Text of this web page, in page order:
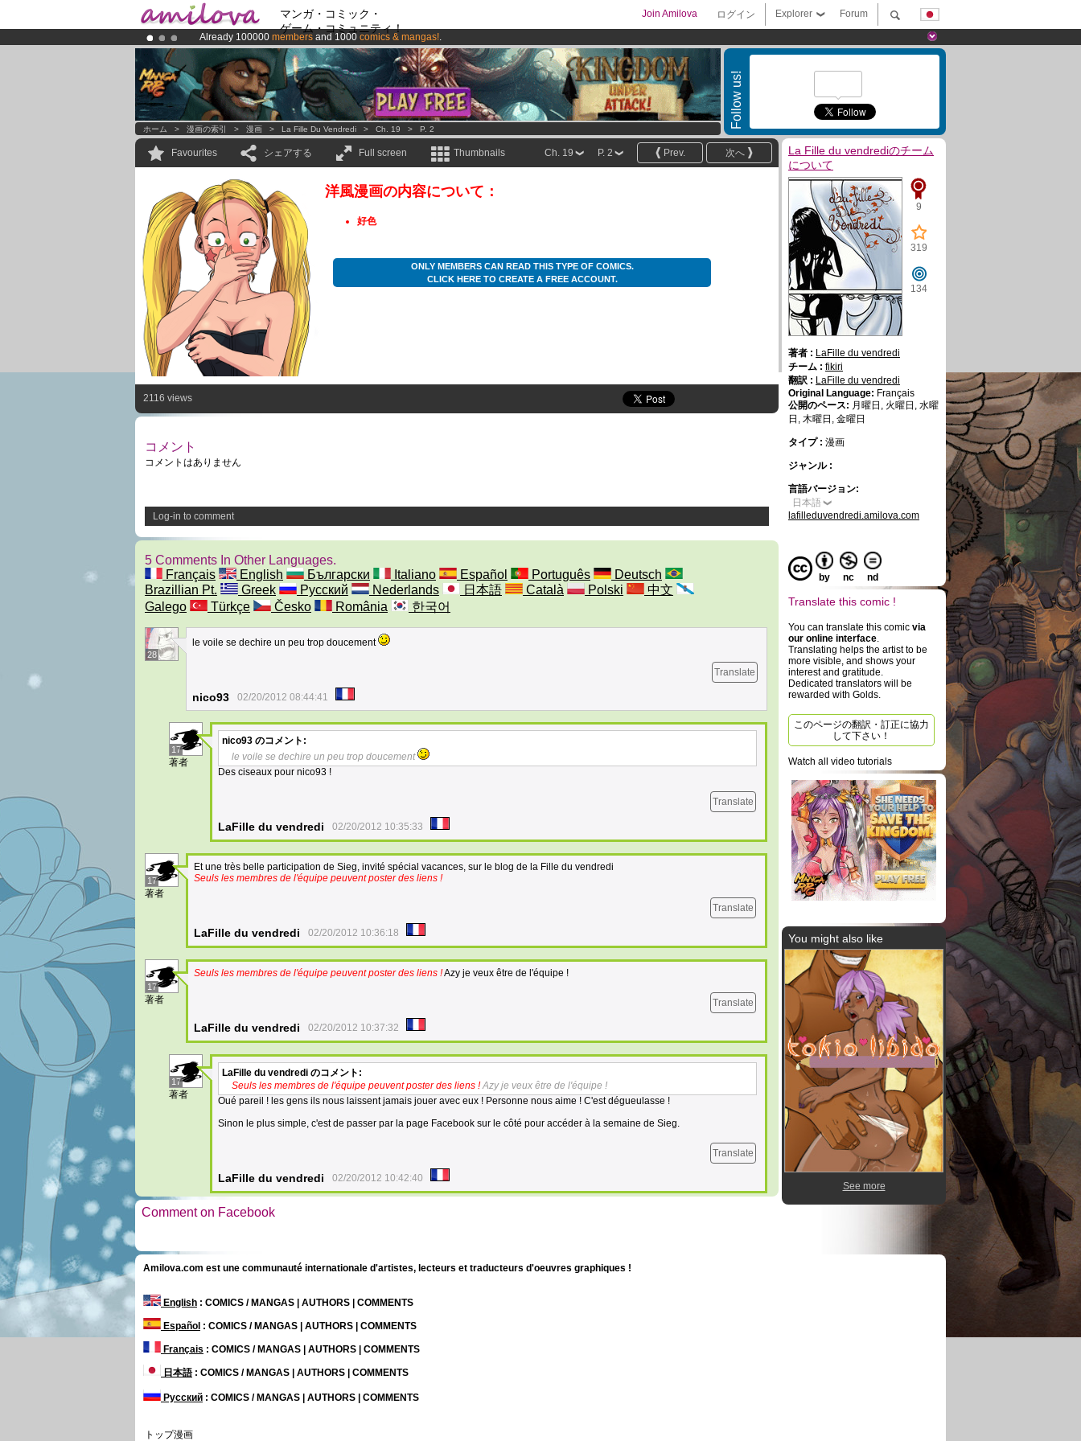
マンガ・コミック・
ゲーム・コミュニティ！
Forum
Explorer
ログイン
Join Amilova
Already 100000 members and 1000 comics & mangas!.
AmilovaKickstarter is now LIVE!.
Premium membership from3.95 euros per month !Get membership now
Follow us!
ホーム > 漫画の索引 > 漫画 > La Fille Du Vendredi > Ch. 19 > P. 2
Favourites シェアする Full screen Thumbnails 次へ
Prev.
P. 2
Ch. 19
洋風漫画の内容について：
好色
ONLY MEMBERS CAN READ THIS TYPE OF COMICS.
CLICK HERE TO CREATE A FREE ACCOUNT.
2116 views
コメント
コメントはありません
Log-in to comment
5 Comments In Other Languages.
Français
English Български Italiano Español Português
Deutsch
Brazillian Pt.
Greek Русский Nederlands 日本語 Català Polski
中文
Galego
Türkçe Česko România 한국어
28
le voile se dechire un peu trop doucement
Translate
nico93 02/20/2012 08:44:41
17
著者
nico93 のコメント:
le voile se dechire un peu trop doucement
Des ciseaux pour nico93 !
Translate
LaFille du vendredi 02/20/2012 10:35:33
17
著者
Et une très belle participation de Sieg, invité spécial vacances, sur le blog de la Fille du vendredi
Seuls les membres de l'équipe peuvent poster des liens !
Translate
LaFille du vendredi 02/20/2012 10:36:18
17
著者
Seuls les membres de l'équipe peuvent poster des liens !Azy je veux être de l'équipe !
Translate
LaFille du vendredi 02/20/2012 10:37:32
17
著者
LaFille du vendredi のコメント:
Seuls les membres de l'équipe peuvent poster des liens !Azy je veux être de l'équipe !
Oué pareil ! les gens ils nous laissent jamais jouer avec eux ! Personne nous aime ! C'est dégueulasse !
Sinon le plus simple, c'est de passer par la page Facebook sur le côté pour accéder à la semaine de Sieg.
Translate
LaFille du vendredi 02/20/2012 10:42:40
Comment on Facebook
La Fille du vendrediのチーム
について
9
319
134
著者 : LaFille du vendredi
チーム : fikiri
翻訳 : LaFille du vendredi
Original Language: Français
公開のペース: 月曜日, 火曜日, 水曜
日, 木曜日, 金曜日
タイプ : 漫画
ジャンル :
言語バージョン:
日本語
lafilleduvendredi.amilova.com
by nc nd
Translate this comic !
You can translate this comic via
our online interface.
Translating helps the artist to be
more visible, and shows your
interest and gratitude.
Dedicated translators will be
rewarded with Golds.
このページの翻訳・訂正に協力
して下さい！
Watch all video tutorials
You might also like
See more
Amilova.com est une communauté internationale d'artistes, lecteurs et traducteurs d'oeuvres graphiques !
English : COMICS / MANGAS | AUTHORS | COMMENTS
Español : COMICS / MANGAS | AUTHORS | COMMENTS
Français : COMICS / MANGAS | AUTHORS | COMMENTS
日本語: COMICS / MANGAS | AUTHORS | COMMENTS
Русский : COMICS / MANGAS | AUTHORS | COMMENTS
トップ漫画